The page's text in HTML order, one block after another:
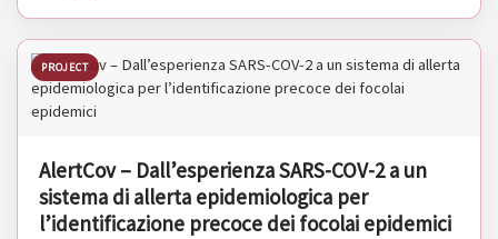
PROJECT
AlertCov – Dall’esperienza SARS-COV-2 a un
sistema di allerta epidemiologica per
l’identificazione precoce dei focolai epidemici